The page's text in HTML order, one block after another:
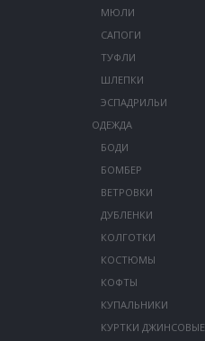
МЮЛИ
САПОГИ
ТУФЛИ
ШЛЕПКИ
ЭСПАДРИЛЬИ
ОДЕЖДА
БОДИ
БОМБЕР
ВЕТРОВКИ
ДУБЛЕНКИ
КОЛГОТКИ
КОСТЮМЫ
КОФТЫ
КУПАЛЬНИКИ
КУРТКИ ДЖИНСОВЫЕ